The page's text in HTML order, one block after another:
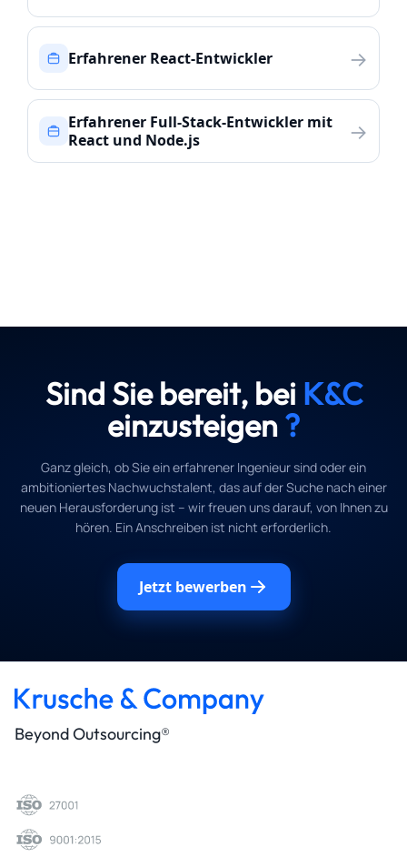
Erfahrener React-Entwickler →
Erfahrener Full-Stack-Entwickler mit
React und Node.js
→
Sind Sie bereit, bei K&C
einzusteigen?
Ganz gleich, ob Sie ein erfahrener Ingenieur sind oder ein
ambitioniertes Nachwuchstalent, das auf der Suche nach einer
neuen Herausforderung ist – wir freuen uns darauf, von Ihnen zu
hören. Ein Anschreiben ist nicht erforderlich.
Jetzt bewerben
Beyond Outsourcing®